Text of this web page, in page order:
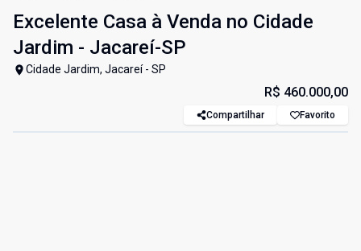
Excelente Casa à Venda no Cidade
Jardim - Jacareí-SP
Cidade Jardim, Jacareí - SP
R$ 460.000,00
Compartilhar Favorito